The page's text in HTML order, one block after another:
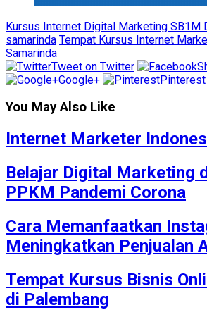
Kursus Internet Digital Marketing SB1M
samarinda Tempat Kursus Internet
Samarinda
Tweet on Twitter
Google+
Pinterest
You May Also Like
Internet Marketer
Belajar Digital Marketing
PPKM Pandemi Corona
Cara Memanfaatkan
Meningkatkan Penjualan
Tempat Kursus Bisnis
di Palembang